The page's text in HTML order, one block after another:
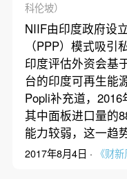
科伦坡）
NIIF由印度政府设
（PPP）模式吸引
印度评估外资会基
台的印度可再生能
Popli补充道，2016
其中面板进口量的
能力较弱，这一
2017年8月4日 · 《财